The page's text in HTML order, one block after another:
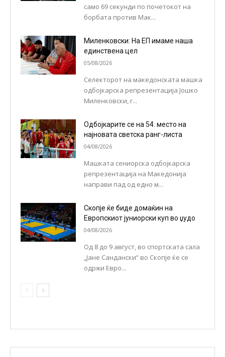
само 69 секунди по почетокот на
борбата против Мак...
Миленковски: На ЕП имаме наша
единствена цел
05/08/2026
Селекторот на македонската машка
одбојкарска репрезентација Јошко
Миленковски, г...
Одбојкарите се на 54. место на
најновата светска ранг-листа
04/08/2026
Машката сениорска одбојкарска
репрезентација на Македонија
направи пад од едно м...
Скопје ќе биде домаќин на
Европскиот јуниорски куп во џудо
04/08/2026
Од 8 до 9 август, во спортската сала
„Јане Сандански“ во Скопје ќе се
одржи Евро...